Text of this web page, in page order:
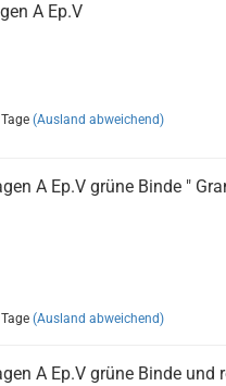
A Ep.V
(Ausland abweichend)
A Ep.V grüne Binde "
(Ausland abweichend)
A Ep.V grüne Binde und